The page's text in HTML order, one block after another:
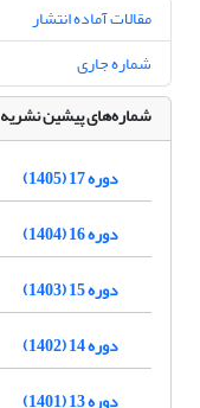
مقالات آماده انتشار
شماره جاری
شماره‌های پیشین نشریه
دوره 17 (1405)
دوره 16 (1404)
دوره 15 (1403)
دوره 14 (1402)
دوره 13 (1401)